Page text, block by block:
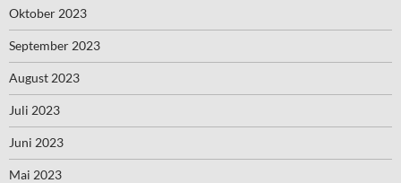
Oktober 2023
September 2023
August 2023
Juli 2023
Juni 2023
Mai 2023